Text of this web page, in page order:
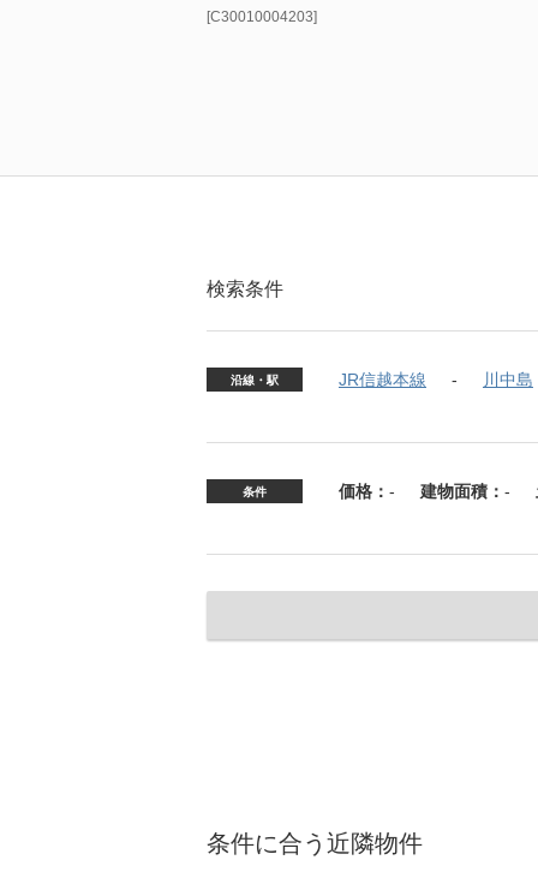
[C30010004203]
検索条件
沿線・駅 JR信越本線 川中島
条件 価格： - 建物面積： -
条件に合う近隣物件